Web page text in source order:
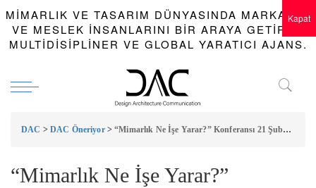
MIMARLIK VE TASARIM DÜNYASINDA MARKALAR
VE MESLEK INSANLARINI BIR ARAYA GETIREN
MULTIDISIPLINER VE GLOBAL YARATICI AJANS.
DAC > DAC Öneriyor>“Mimarlık Ne İşe Yarar?” Konferansı 21 Şubat’ta Sofitel İstanbul’da
“Mimarlık Ne İşe Yarar?”
Kapat